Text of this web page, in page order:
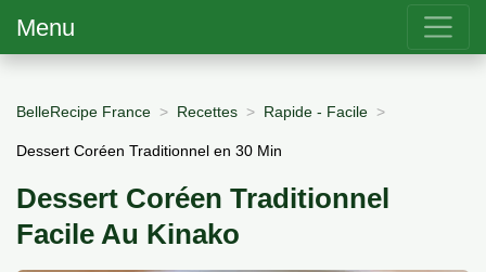
Menu
BelleRecipe France Recettes Rapide - Facile
Dessert Coréen Traditionnel en 30 Min
Dessert Coréen Traditionnel
Facile Au Kinako